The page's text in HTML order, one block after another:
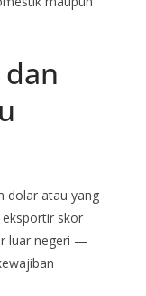
dolar atau yang
skor
luar negeri —